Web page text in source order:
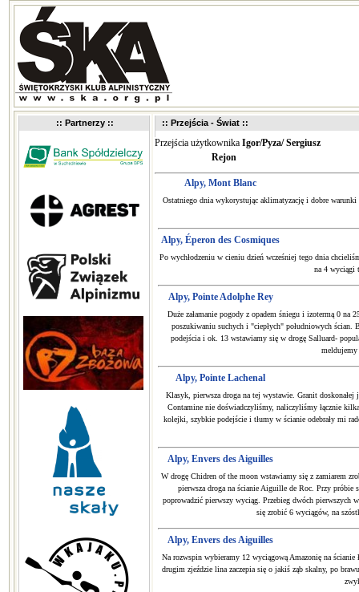
:: Partnerzy :: :: Przejścia - Świat ::
Przejścia użytkownika Igor/Pyza/ Sergiusz
Rejon
Alpy, Mont Blanc
Ostatniego dnia wykorystując aklimatyzację i dobre
Alpy, Éperon des Cosmiques
Po wychłodzeniu w cieniu dzień wcześniej tego dnia
na 4 wyciągi
Alpy, Pointe Adolphe Rey
Duże załamanie pogody z opadem śniegu i izotermą 0
poszukiwaniu suchych i "ciepłych" południowych
podejścia i ok. 13 wstawiamy się w drogę Salluard-
Alpy, Pointe Lachenal
Klasyk, pierwsza droga na tej wystawie. Granit
Contamine nie doświadczyliśmy, naliczyliśmy łącznie
kolejki, szybkie podejście i tłumy w ścianie odebrały mi
Alpy, Envers des Aiguilles
W drogę Chidren of the moon wstawiamy się z zamiarem
pierwsza droga na ścianie Aiguille de Roc. Przy próbie
poprowadzić pierwszy wyciąg. Przebieg dwóch pierwszych
się zrobić 6 wyciągów, na
Alpy, Envers des Aiguilles
Na rozwspin wybieramy 12 wyciągową Amazonię na
drugim zjeździe lina zaczepia się o jakiś ząb skalny, po